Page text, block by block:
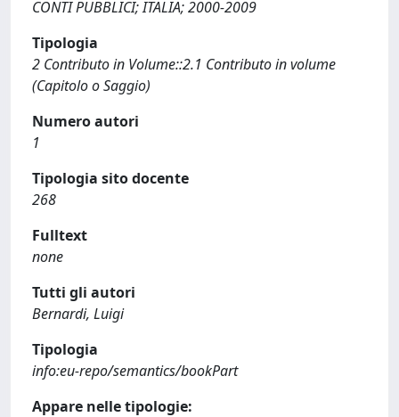
CONTI PUBBLICI; ITALIA; 2000-2009
Tipologia
2 Contributo in Volume::2.1 Contributo in volume
(Capitolo o Saggio)
Numero autori
1
Tipologia sito docente
268
Fulltext
none
Tutti gli autori
Bernardi, Luigi
Tipologia
info:eu-repo/semantics/bookPart
Appare nelle tipologie: